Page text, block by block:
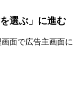
選ぶ」に進む
面で広告主画面に